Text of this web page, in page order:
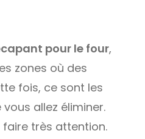
pour le four,
zones où des
fois, ce sont les
allez éliminer.
faire très attention.